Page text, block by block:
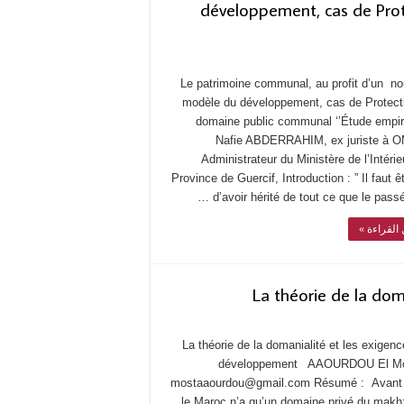
développement, cas de
Le patrimoine communal, au profit d’un
modèle du développement, cas de
domaine public communal ‘’Étude
Nafie ABDERRAHIM, ex juriste à
Administrateur du Ministère de
Province de Guercif, Introduction : ” Il faut
d’avoir hérité de tout ce que le passé
القراءة »
La théorie de la
La théorie de la domanialité et les
développement AAOURDOU El
mostaaourdou@gmail.com Résumé :